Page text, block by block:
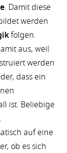
. Damit diese
werden
folgen.
aus, weil
werden
dass ein
ist. Beliebige
auf eine
ob es sich